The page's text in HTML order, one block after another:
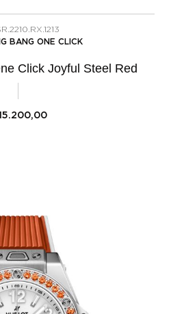
BANG ONE CLICK
Click Joyful Steel Red